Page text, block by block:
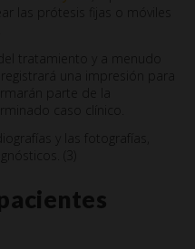
las prótesis fijas o móviles
tratamiento y a menudo
una impresión para
parte de la
caso clínico.
y las fotografías,
(3)